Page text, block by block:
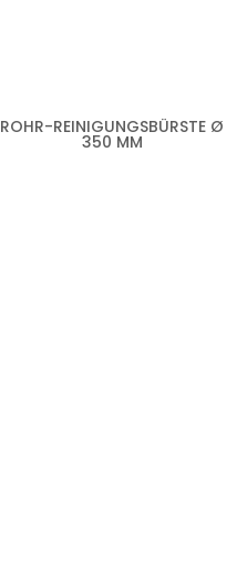
ROHR-REINIGUNGSBÜRSTE Ø
350 MM